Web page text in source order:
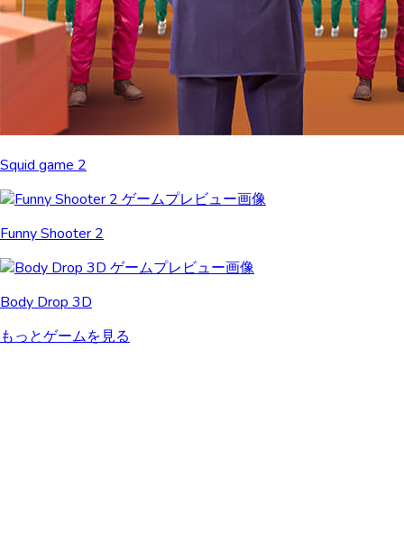
Squid game 2
Funny Shooter 2
Body Drop 3D
もっとゲームを見る